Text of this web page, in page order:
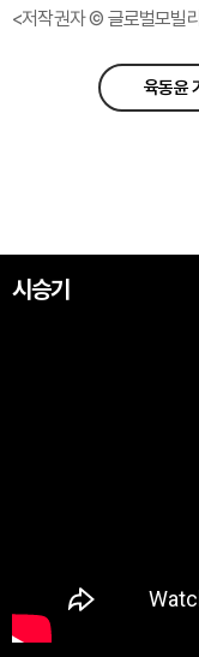
<저작권자 © 글로벌모빌
육동윤
시승기